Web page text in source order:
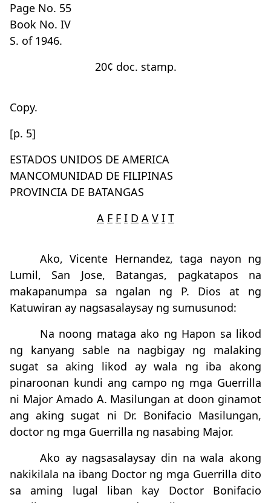
Page No. 55
Book No. IV
S. of 1946.
20¢ doc. stamp.
Copy.
[p. 5]
ESTADOS UNIDOS DE AMERICA
MANCOMUNIDAD DE FILIPINAS
PROVINCIA DE BATANGAS
A F F I D A V I T
Ako, Vicente Hernandez, taga nayon ng
Lumil, San Jose, Batangas, pagkatapos na
makapanumpa sa ngalan ng P. Dios at ng
Katuwiran ay nagsasalaysay ng sumusunod:
Na noong mataga ako ng Hapon sa likod
ng kanyang sable na nagbigay ng malaking
sugat sa aking likod ay wala ng iba akong
pinaroonan kundi ang campo ng mga Guerrilla
ni Major Amado A. Masilungan at doon ginamot
ang aking sugat ni Dr. Bonifacio Masilungan,
doctor ng mga Guerrilla ng nasabing Major.
Ako ay nagsasalaysay din na wala akong
nakikilala na ibang Doctor ng mga Guerrilla dito
sa aming lugal liban kay Doctor Bonifacio